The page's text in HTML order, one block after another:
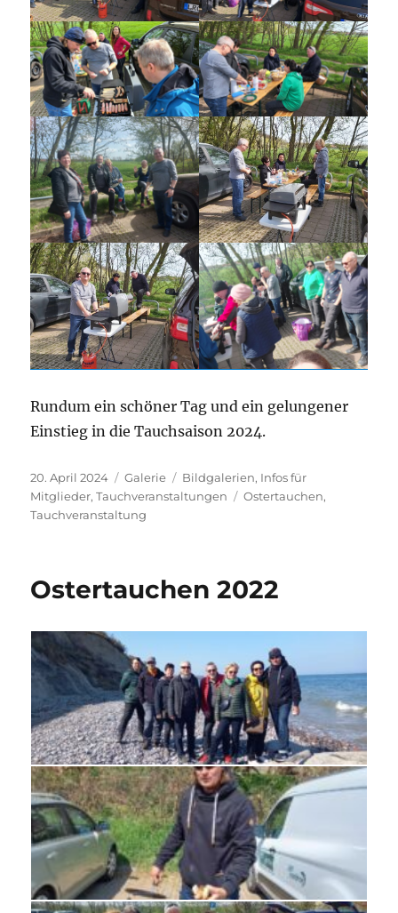
Rundum ein schöner Tag und ein gelungener
Einstieg in die Tauchsaison 2024.
Veröffentlicht
am
20. April 2024 Format
Galerie Kategorien
Bildgalerien, Infos für
Mitglieder,Tauchveranstaltungen Schlagwörter
Ostertauchen,
Tauchveranstaltung
Ostertauchen 2022